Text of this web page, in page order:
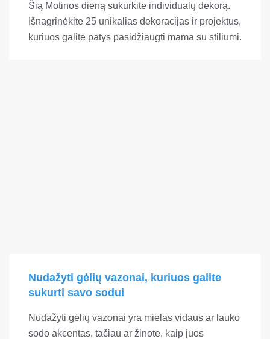
Šią Motinos dieną sukurkite individualų dekorą.
Išnagrinėkite 25 unikalias dekoracijas ir projektus,
kuriuos galite patys pasidžiaugti mama su stiliumi.
Nudažyti gėlių vazonai, kuriuos galite
sukurti savo sodui
Nudažyti gėlių vazonai yra mielas vidaus ar lauko
sodo akcentas, tačiau ar žinote, kaip juos